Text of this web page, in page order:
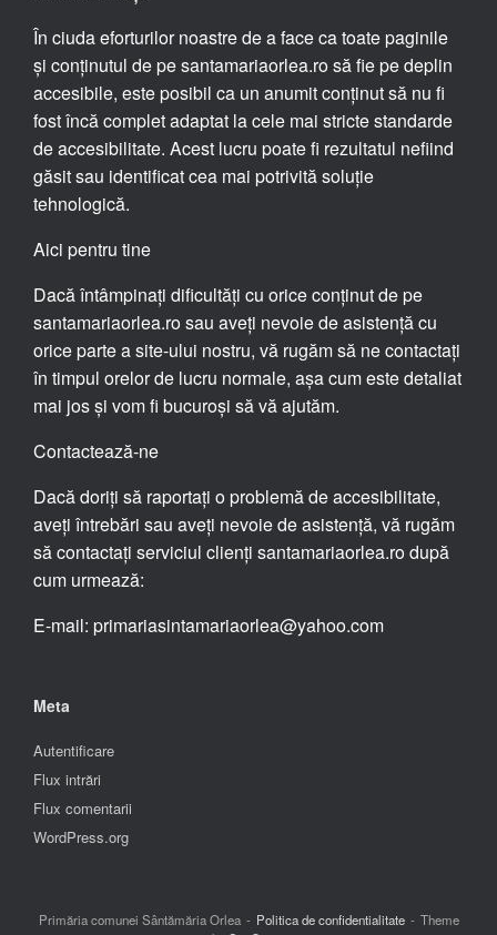
În ciuda eforturilor noastre de a face ca toate paginile
și conținutul de pe santamariaorlea.ro să fie pe deplin
accesibile, este posibil ca un anumit conținut să nu fi
fost încă complet adaptat la cele mai stricte standarde
de accesibilitate. Acest lucru poate fi rezultatul nefiind
găsit sau identificat cea mai potrivită soluție
tehnologică.
Aici pentru tine
Dacă întâmpinați dificultăți cu orice conținut de pe
santamariaorlea.ro sau aveți nevoie de asistență cu
orice parte a site-ului nostru, vă rugăm să ne contactați
în timpul orelor de lucru normale, așa cum este detaliat
mai jos și vom fi bucuroși să vă ajutăm.
Contactează-ne
Dacă doriți să raportați o problemă de accesibilitate,
aveți întrebări sau aveți nevoie de asistență, vă rugăm
să contactați serviciul clienți santamariaorlea.ro după
cum urmează:
E-mail: primariasintamariaorlea@yahoo.com
Meta
Autentificare
Flux intrări
Flux comentarii
WordPress.org
Primăria comunei Sântămăria Orlea Politica de confidentialitate
Theme